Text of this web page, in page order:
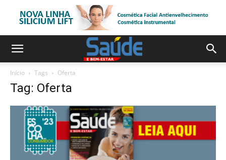
Início Tags Oferta
Tag: Oferta